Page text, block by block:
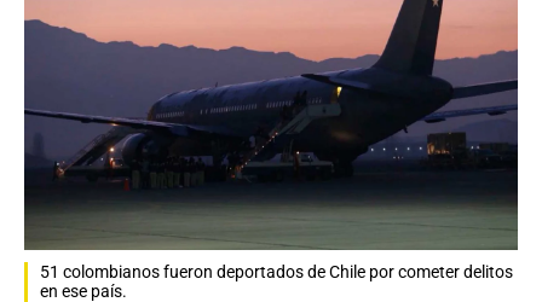
51 colombianos fueron deportados de Chile por cometer delitos
en ese país.